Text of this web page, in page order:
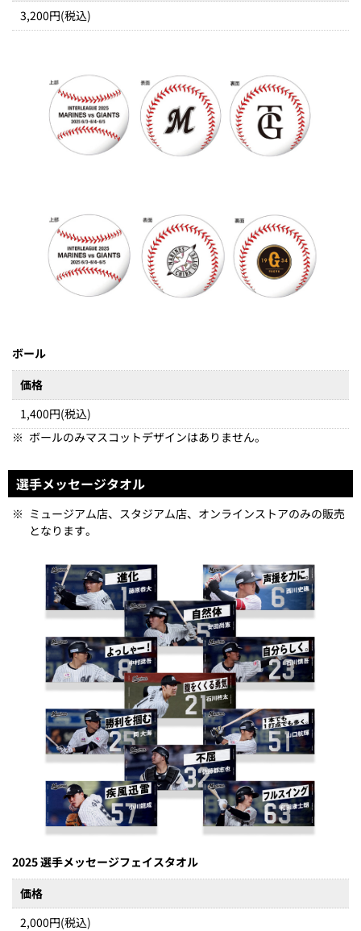
3,200円(税込)
ボール
価格
1,400円(税込)
※ ボールのみマスコットデザインはありません。
選手メッセージタオル
※ ミュージアム店、スタジアム店、オンラインストアのみの販売
となります。
2025 選手メッセージフェイスタオル
価格
2,000円(税込)